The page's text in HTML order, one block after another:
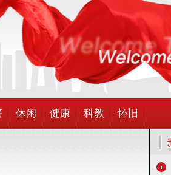
休闲 健康 科教 怀旧